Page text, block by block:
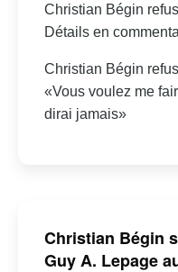
Christian Bégin
Détails en
Christian Bégin
«Vous voulez me
dirai jamais»
Christian Bégin
Guy A. Lepage